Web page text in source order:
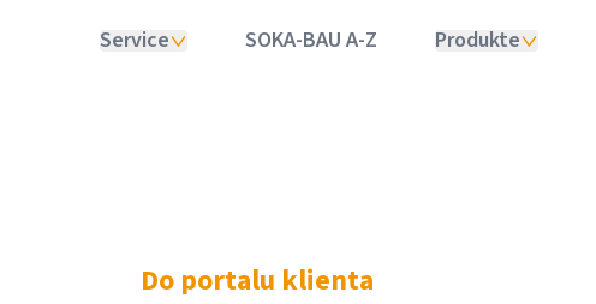
Service SOKA-BAU A-Z Produkte
Do portalu klienta